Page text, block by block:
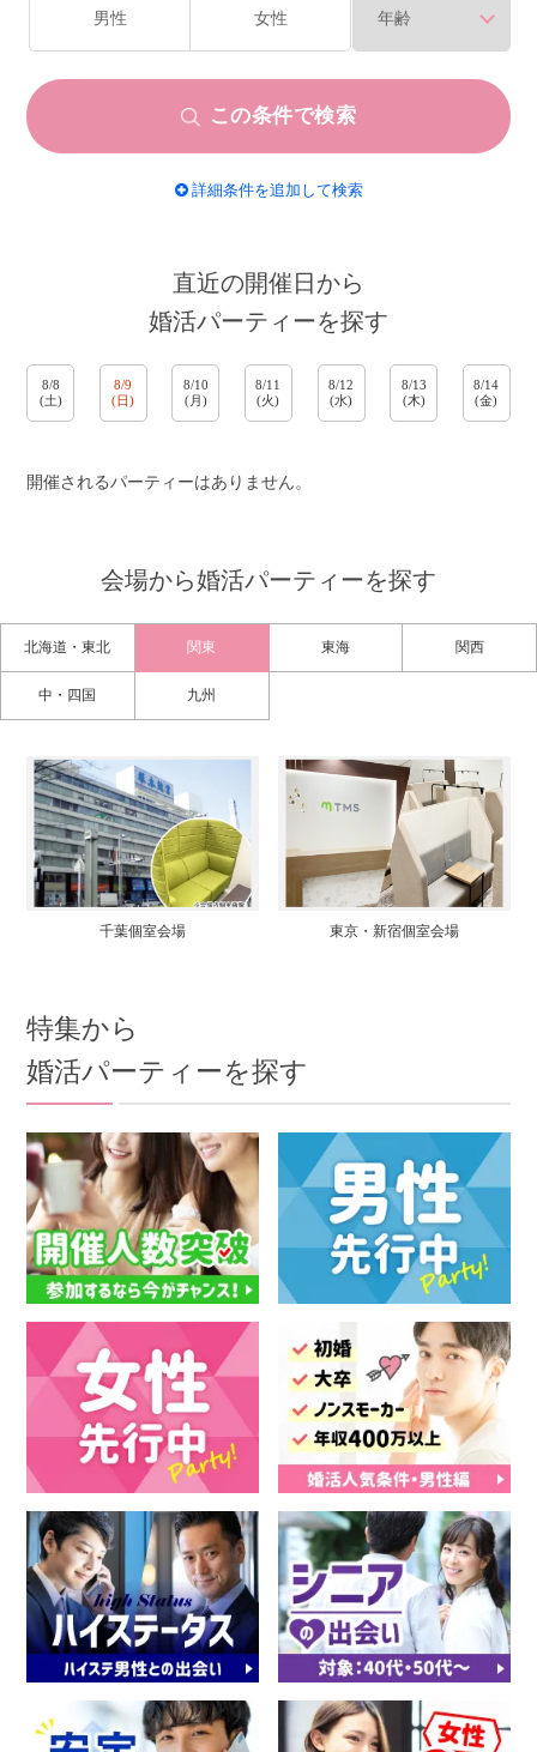
男性 女性
この条件で検索
詳細条件を追加して検索
直近の開催日から
婚活パーティーを探す
8/8
(土)
8/9
(日)
8/10
(月)
8/11
(火)
8/12
(水)
8/13
(木)
8/14
(金)
開催されるパーティーはありません。
会場から婚活パーティーを探す
北海道・東北 関東 東海 関西
中・四国 九州
千葉個室会場 東京・新宿個室会場
特集から
婚活パーティーを探す